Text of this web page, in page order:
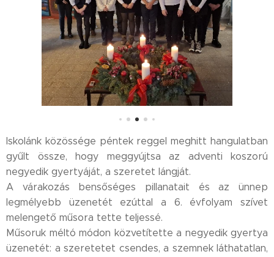
Iskolánk közössége péntek reggel meghitt hangulatban
gyűlt össze, hogy meggyújtsa az adventi koszorú
negyedik gyertyáját, a szeretet lángját.✨
A várakozás bensőséges pillanatait és az ünnep
legmélyebb üzenetét ezúttal a 6. évfolyam szívet
melengető műsora tette teljessé.🎄
Műsoruk méltó módon közvetítette a negyedik gyertya
üzenetét: a szeretetet csendes, a szemnek láthatatlan,